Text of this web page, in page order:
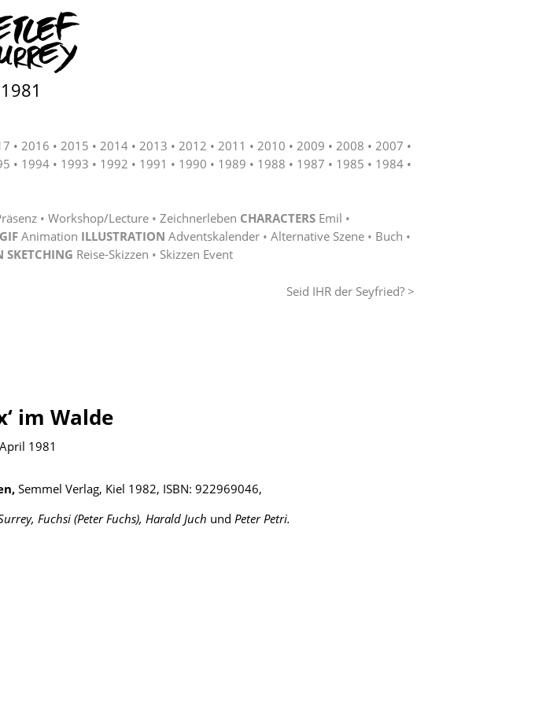
1981
2016 2015 2014 2013 2012 2011 2010 2009 2008
2007
1994 1993 1992 1991 1990 1989 1988 1987 1985
1984
Workshop/Lecture Zeichnerleben CHARACTERS Emil
GIF Animation ILLUSTRATION Adventskalender Alternative Szene
Buch
SKETCHING Reise-Skizzen Skizzen Event
Seid IHR der Seyfried? >
im Walde
1981
Semmel Verlag, Kiel 1982, ISBN: 922969046,
Fuchsi (Peter Fuchs), Harald Juch und Peter Petri.